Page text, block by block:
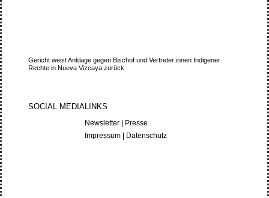
Gericht weist Anklage gegen Bischof und Vertreter:innen Indigener
Rechte in Nueva Vizcaya zurück
SOCIAL MEDIALINKS
Newsletter
Presse
Impressum
Datenschutz